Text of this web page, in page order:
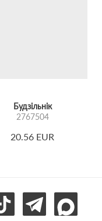
Будзільнік
2767504
20.56 EUR